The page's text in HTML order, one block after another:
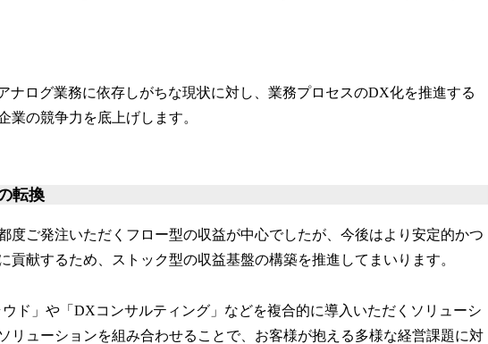
ナログ業務に依存しがちな現状に対し、業務プロセスのDX化を推進する
業の競争力を底上げします。
転換
ご発注いただくフロー型の収益が中心でしたが、今後はより安定的かつ
貢献するため、ストック型の収益基盤の構築を推進してまいります。
ド」や「DXコンサルティング」などを複合的に導入いただくソリューシ
リューションを組み合わせることで、お客様が抱える多様な経営課題に対